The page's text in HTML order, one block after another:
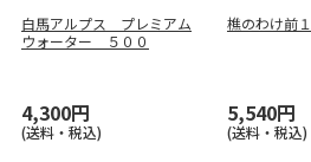
白馬アルプス プレミアム
ウォーター ５００
4,300円
(送料・税込)
樵のわけ前
5,540円
(送料・税込)